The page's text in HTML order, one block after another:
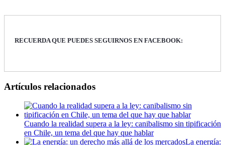
RECUERDA QUE PUEDES SEGUIRNOS EN FACEBOOK:
Artículos relacionados
Cuando la realidad supera a la ley: canibalismo sin tipificación
en Chile, un tema del que hay que hablar
La energía: